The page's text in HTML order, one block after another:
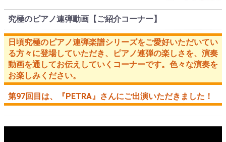
究極のピアノ連弾動画【ご紹介コーナー】
日頃究極のピアノ連弾楽譜シリーズをご愛好いただいてい
る方々に登場していただき、ピアノ連弾の楽しさを、演奏
動画を通してお伝えしていくコーナーです。色々な演奏を
お楽しみください。
第97回目は、 『PETRA』 さんにご出演いただきました！